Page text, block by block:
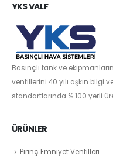
YKS VALF
Basınçlı tank ve
ventillerini 40 yılı aşkın bilgi
standartlarında % 100 yerli
ÜRÜNLER
Pirinç Emniyet Ventilleri